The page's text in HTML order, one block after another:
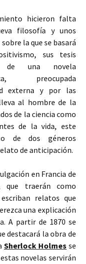
hicieron falta
filosofía y unos
la que se basará
sus tesis
de una novela
preocupada
externa y por las
al hombre de la
de la ciencia como
de la vida, este
de dos géneros
de anticipación.
en Francia de
traerán como
relatos que
una explicación
A partir de 1870 se
destacará la obra de
Sherlock Holmes se
novelas servirán